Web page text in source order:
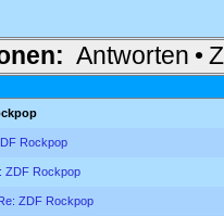
Antworten •
Rockpop
ZDF Rockpop
ZDF Rockpop